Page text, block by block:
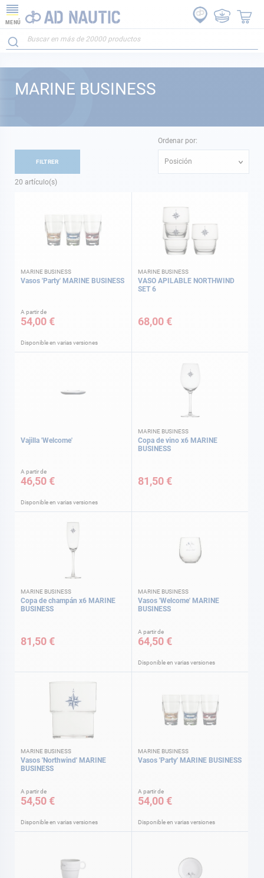
MENÚ
MARINE BUSINESS
20 artículo(s)
Ordenar por:
Posición
MARINE BUSINESS
Vasos 'Party' MARINE BUSINESS
A partir de
54,00 €
Disponible en varias versiones
MARINE BUSINESS
VASO APILABLE NORTHWIND
SET 6
68,00 €
Vajilla 'Welcome'
A partir de
46,50 €
Disponible en varias versiones
MARINE BUSINESS
Copa de vino x6 MARINE
BUSINESS
81,50 €
MARINE BUSINESS
Copa de champán x6 MARINE
BUSINESS
81,50 €
MARINE BUSINESS
Vasos 'Welcome' MARINE
BUSINESS
A partir de
64,50 €
Disponible en varias versiones
MARINE BUSINESS
Vasos 'Northwind' MARINE
BUSINESS
A partir de
54,50 €
Disponible en varias versiones
MARINE BUSINESS
Vasos 'Party' MARINE BUSINESS
A partir de
54,00 €
Disponible en varias versiones
FILTRER